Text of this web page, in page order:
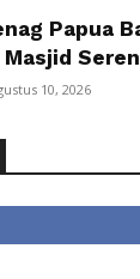
Papua
10, 2026